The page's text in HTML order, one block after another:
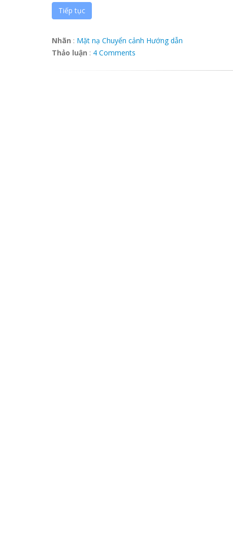
Tiếp tục
Nhãn : Mặt nạ Chuyển cảnh Hướng dẫn
Thảo luận : 4 Comments